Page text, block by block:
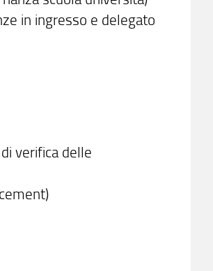
in ingresso e delegato
verifica delle